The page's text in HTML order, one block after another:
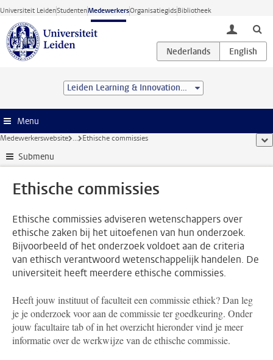
Ga direct naar de inhoud
Universiteit LeidenStudentenMedewerkersOrganisatiegidsBibliotheek
toggle
Leiden Learning & Innovation Centre
Menu
Medewerkerswebsite ... Ethische commissies
Submenu
Ethische commissies
Ethische commissies adviseren wetenschappers over
ethische zaken bij het uitoefenen van hun onderzoek.
Bijvoorbeeld of het onderzoek voldoet aan de criteria
van ethisch verantwoord wetenschappelijk handelen. De
universiteit heeft meerdere ethische commissies.
Heeft jouw instituut of faculteit een commissie ethiek? Dan leg
je je onderzoek voor aan de commissie ter goedkeuring. Onder
jouw facultaire tab of in het overzicht hieronder vind je meer
informatie over de werkwijze van de ethische commissie.